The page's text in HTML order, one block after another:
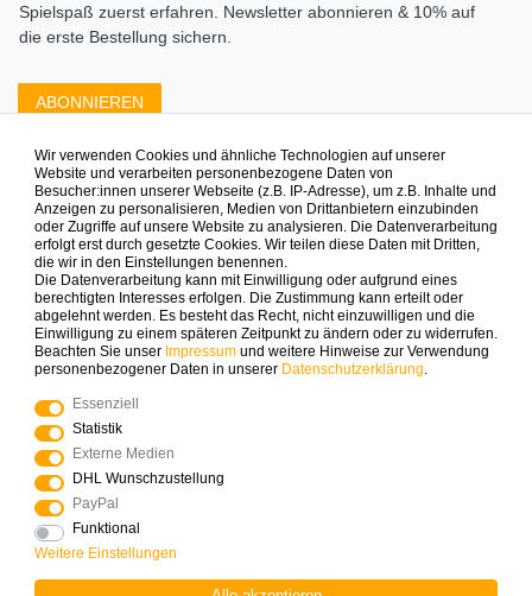
Spielspaß zuerst erfahren. Newsletter abonnieren & 10% auf
die erste Bestellung sichern.
ABONNIEREN
Zahlungsarten die wir anbieten
Mehr Spielinspiration gefällig?
© Copyright 2025 Logoplay-Holzspiele Alle Rechte
vorbehalten
Widerrufs­recht
Wir verwenden Cookies und ähnliche Technologien auf unserer
Website und verarbeiten personenbezogene Daten von
Besucher:innen unserer Webseite (z.B. IP-Adresse), um z.B. Inhalte und
Anzeigen zu personalisieren, Medien von Drittanbietern einzubinden
oder Zugriffe auf unsere Website zu analysieren. Die Datenverarbeitung
erfolgt erst durch gesetzte Cookies. Wir teilen diese Daten mit Dritten,
die wir in den Einstellungen benennen.
Die Datenverarbeitung kann mit Einwilligung oder aufgrund eines
berechtigten Interesses erfolgen. Die Zustimmung kann erteilt oder
abgelehnt werden. Es besteht das Recht, nicht einzuwilligen und die
Einwilligung zu einem späteren Zeitpunkt zu ändern oder zu widerrufen.
Beachten Sie unser Impressum und weitere Hinweise zur Verwendung
personenbezogener Daten in unserer Daten­schutz­erklärung.
Essenziell
Statistik
Externe Medien
DHL Wunschzustellung
PayPal
Funktional
Weitere Einstellungen